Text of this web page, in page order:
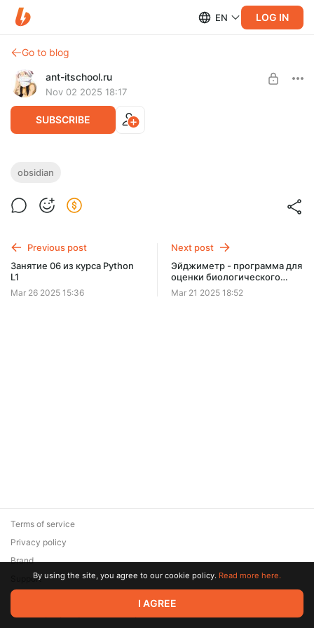
EN LOG IN
Go to blog
ant-itschool.ru
Nov 02 2025 18:17
SUBSCRIBE
Утилита ObsidianLink - легкий способ
Obsidian
файлы и каталоги для программы Obsidian а также
работать с системным буфером.
obsidian
Previous post
Занятие 06 из курса Python
L1
Mar 26 2025 15:36
Next post
Эйджиметр - программа для
оценки биологического
возраста
Mar 21 2025 18:52
© 2026 Zaya Solutions Limited. All rights reserved. All trademarks
are the property of their respective owners.
Terms of service
Privacy policy
Brand
SupportBy using the site, you agree to our cookie policy. Read more here.
I AGREE